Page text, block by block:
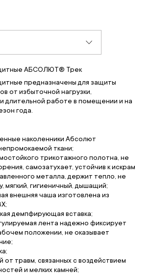
АБСОЛЮТ® Трек
предназначены для защиты
от избыточной нагрузки,
длительной работе в помещении и на
года.
наколенники Абсолют
ткани;
трикотажного полотна, не
самозатухает, устойчив к искрам
металла, держит тепло, не
мягкий, гигиеничный, дышащий;
внешняя чаша изготовлена из
демпфирующая вставка;
лента надежно фиксирует
положении, не оказывает
от травм, связанных с воздействием
и мелких камней;